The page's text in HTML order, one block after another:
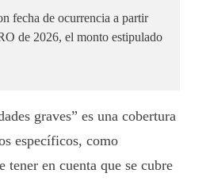
fecha de ocurrencia a partir
de 2026, el monto estipulado
graves” es una cobertura
específicos, como
tener en cuenta que se cubre